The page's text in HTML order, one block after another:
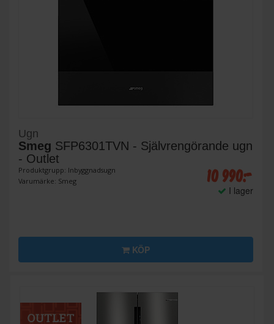
Ugn
Smeg SFP6301TVN - Självrengörande ugn
- Outlet
Produktgrupp: Inbyggnadsugn
Varumärke: Smeg
10 990:-
I lager
KÖP